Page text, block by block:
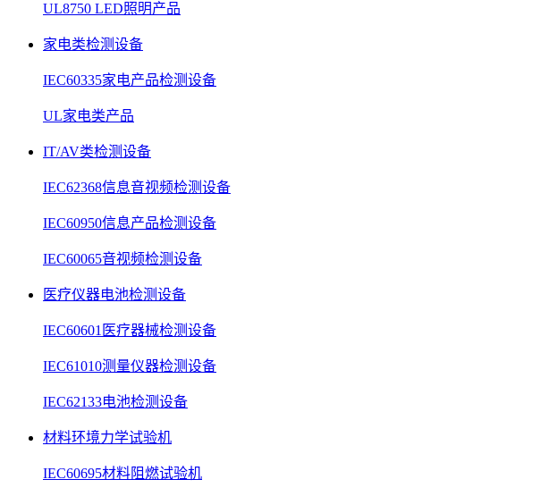
UL8750 LED照明产品
家电类检测设备
IEC60335家电产品检测设备
UL家电类产品
IT/AV类检测设备
IEC62368信息音视频检测设备
IEC60950信息产品检测设备
IEC60065音视频检测设备
医疗仪器电池检测设备
IEC60601医疗器械检测设备
IEC61010测量仪器检测设备
IEC62133电池检测设备
材料环境力学试验机
IEC60695材料阻燃试验机